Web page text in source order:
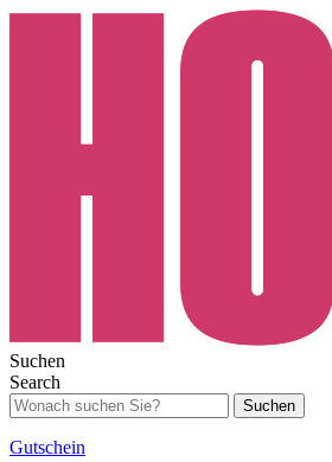
Suchen
Search
Suchen
Gutschein